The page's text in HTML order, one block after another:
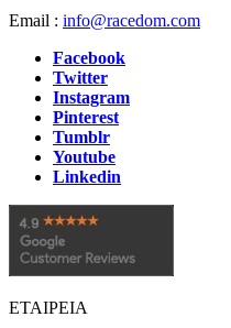
Email : info@racedom.com
Facebook
Twitter
Instagram
Pinterest
Tumblr
Youtube
Linkedin
ΕΤΑΙΡΕΙΑ